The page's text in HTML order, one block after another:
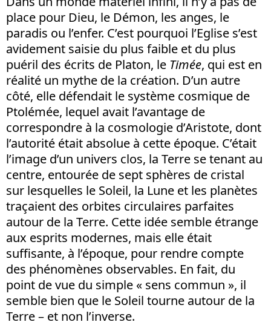
place pour Dieu, le Démon, les anges, le
paradis ou l’enfer. C’est pourquoi l’Eglise s’est
avidement saisie du plus faible et du plus
puéril des écrits de Platon, le Timée, qui est en
réalité un mythe de la création. D’un autre
côté, elle défendait le système cosmique de
Ptolémée, lequel avait l’avantage de
correspondre à la cosmologie d’Aristote, dont
l’autorité était absolue à cette époque. C’était
l’image d’un univers clos, la Terre se tenant au
centre, entourée de sept sphères de cristal
sur lesquelles le Soleil, la Lune et les planètes
traçaient des orbites circulaires parfaites
autour de la Terre. Cette idée semble étrange
aux esprits modernes, mais elle était
suffisante, à l’époque, pour rendre compte
des phénomènes observables. En fait, du
point de vue du simple « sens commun », il
semble bien que le Soleil tourne autour de la
Terre – et non l’inverse.